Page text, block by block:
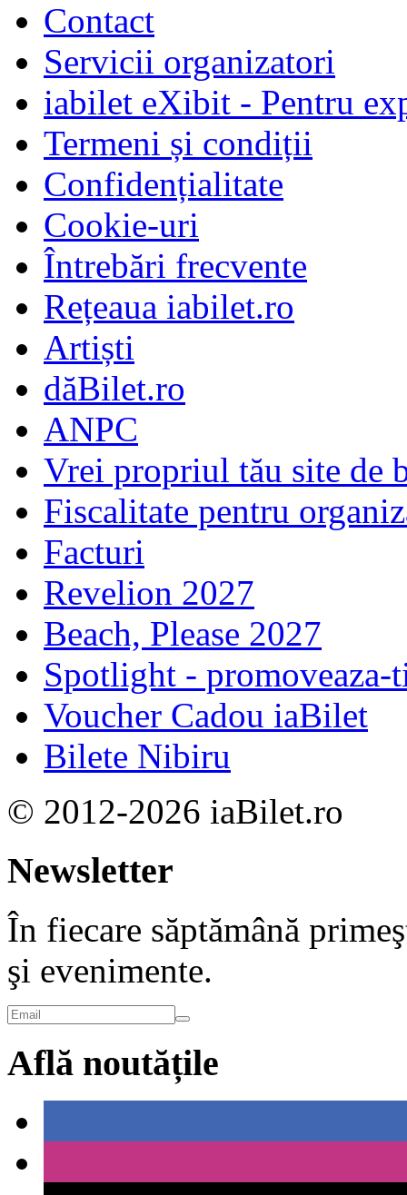
Contact
Servicii organizatori
iabilet eXibit - Pentru
Termeni și condiții
Confidențialitate
Cookie-uri
Întrebări frecvente
Rețeaua iabilet.ro
Artiști
dăBilet.ro
ANPC
Vrei propriul tău site de
Fiscalitate pentru
Facturi
Revelion 2027
Beach, Please 2027
Spotlight - promoveaza-
Voucher Cadou iaBilet
Bilete Nibiru
© 2012-2026 iaBilet.ro
Newsletter
În fiecare săptămână
şi evenimente.
Află noutățile